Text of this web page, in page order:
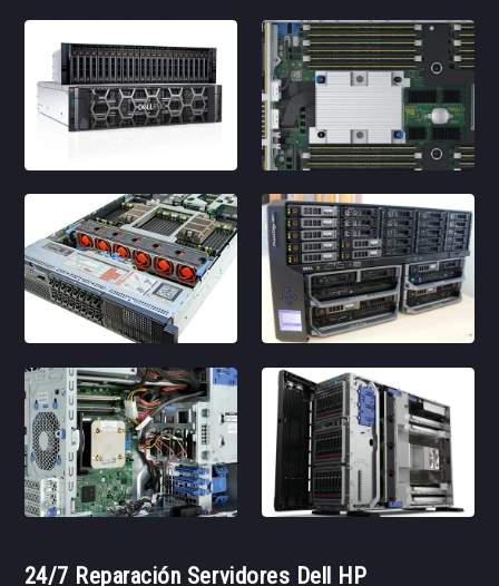
24/7 Reparación Servidores Dell HP